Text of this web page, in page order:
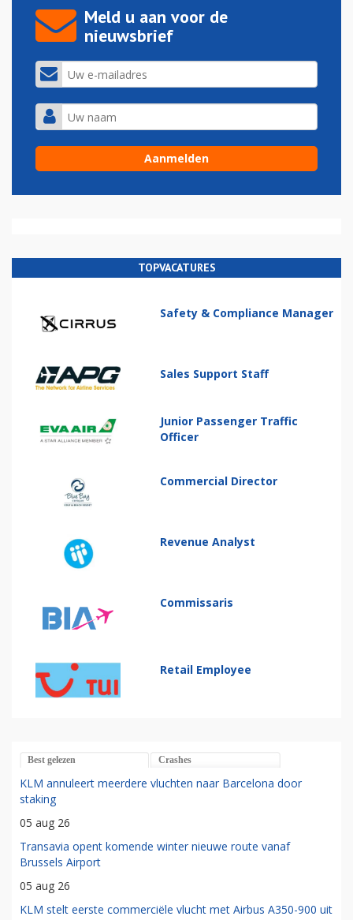
Meld u aan voor de
nieuwsbrief
TOPVACATURES
Safety & Compliance Manager
Sales Support Staff
Junior Passenger Traffic
Officer
Commercial Director
Revenue Analyst
Commissaris
Retail Employee
Best gelezen Crashes
KLM annuleert meerdere vluchten naar Barcelona door
staking
05 aug 26
Transavia opent komende winter nieuwe route vanaf
Brussels Airport
05 aug 26
KLM stelt eerste commerciële vlucht met Airbus A350-900 uit